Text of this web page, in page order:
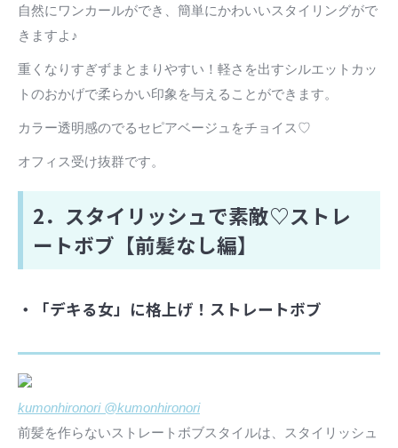
自然にワンカールができ、簡単にかわいいスタイリングがで
きますよ♪
重くなりすぎずまとまりやすい！軽さを出すシルエットカッ
トのおかげで柔らかい印象を与えることができます。
カラー透明感のでるセピアベージュをチョイス♡
オフィス受け抜群です。
2．スタイリッシュで素敵♡ストレ
ートボブ【前髪なし編】
・「デキる女」に格上げ！ストレートボブ
kumonhironori @kumonhironori
前髪を作らないストレートボブスタイルは、スタイリッシュ